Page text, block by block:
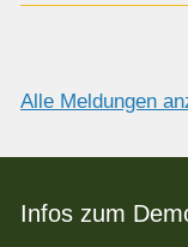
Alle Meldungen
Infos zum